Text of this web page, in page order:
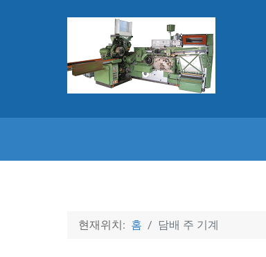
현재위치: 홈 담배 주 기계